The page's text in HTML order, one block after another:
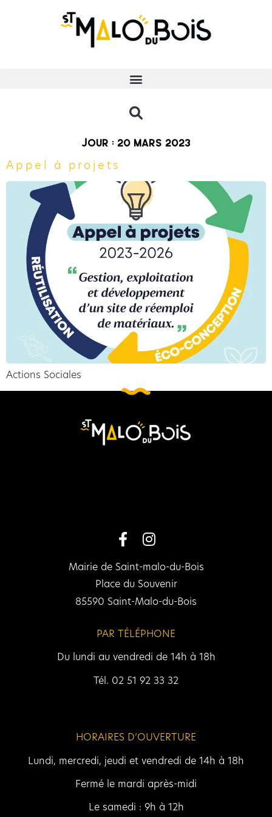
Jour : 20 mars 2023
Appel à projets
Actions Sociales
Mairie de Saint-malo-du-Bois
Place du Souvenir
85590 Saint-Malo-du-Bois
PAR TÉLÉPHONE
Du lundi au vendredi de 14h à 18h
Tél. 02 51 92 33 32
HORAIRES D’OUVERTURE
Lundi, mercredi, jeudi et vendredi de 14h à 18h
Fermé le mardi après-midi
Le samedi : 9h à 12h